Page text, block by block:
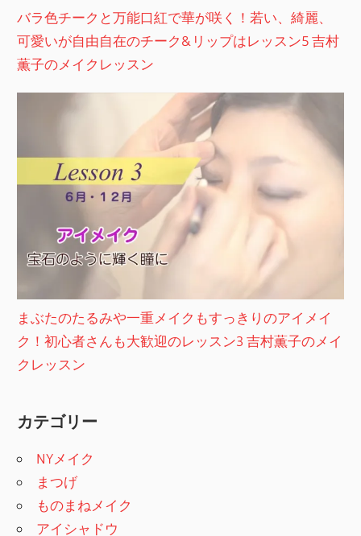
バラ色チークと万能口紅で華が咲く！若い、綺麗、
可愛いが自由自在のチーク&リップはレッスン5 吉村
薫子のメイクレッスン
まぶたのたるみや一重メイクもすっきりのアイメイ
ク！初心者さんも大歓迎のレッスン3 吉村薫子のメイ
クレッスン
カテゴリー
NYメイク
まつげ
ものまねメイク
アイシャドウ